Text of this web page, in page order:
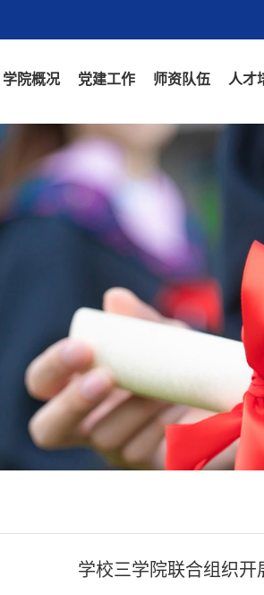
学院概况 党建工作 师资队伍 人才
学校三学院联合组织